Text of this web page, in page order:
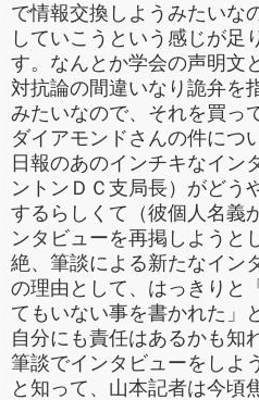
で情報交換しようみたいな
していこうという感じが足
す。なんとか学会の声明文
対抗論の間違いなり詭弁を
みたいなので、それを買っ
ダイアモンドさんの件につ
日報のあのインチキなイン
ントンＤＣ支局長）がどう
するらしくて（彼個人名義
ンタビューを再掲しようと
絶、筆談による新たなイン
の理由として、はっきりと
てもいない事を書かれた」
自分にも責任はあるかも知
筆談でインタビューをしよ
と知って、山本記者は今頃